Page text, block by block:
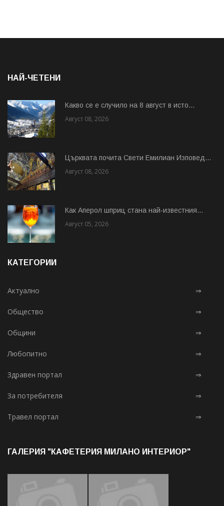
НАЙ-ЧЕТЕНИ
Какво се е случило на 8 август в исто...
Август 08, 2026
Църквата почита Свeти Емилиан Изповед...
Август 08, 2026
Как Аперол шприц стана най-известния...
Август 05, 2026
КАТЕГОРИИ
Актуално ⇒
Общество ⇒
Общини ⇒
Любопитно ⇒
Здравен портал ⇒
За потребителя ⇒
Травел портал ⇒
ГАЛЕРИЯ "КАФЕТЕРИЯ МИЛАНО ИНТЕРИОР"